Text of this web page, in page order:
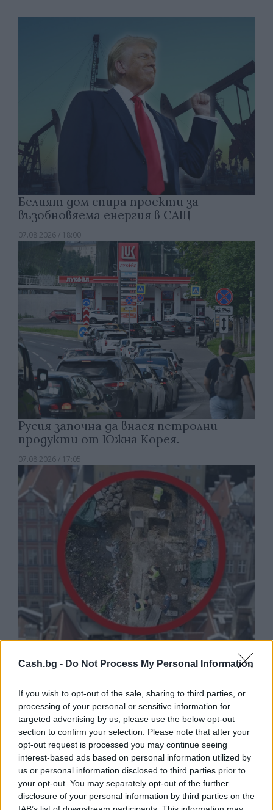
Cash.bg - Do Not Process My Personal Information
If you wish to opt-out of the sale, sharing to third parties, or
processing of your personal or sensitive information for
targeted advertising by us, please use the below opt-out
section to confirm your selection. Please note that after your
opt-out request is processed you may continue seeing
interest-based ads based on personal information utilized by
us or personal information disclosed to third parties prior to
your opt-out. You may separately opt-out of the further
disclosure of your personal information by third parties on the
Белият дом спира проекти за
възобновяема енергия в САЩ
07.08.2026 / 18:00
Русия започна да внася петролни
продукти от Южна Корея.
07.08.2026 / 17:05
откриха под кафене за сладолед в
07.08.2026 / 16:00